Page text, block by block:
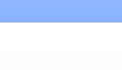
ชำระของผู้กู้